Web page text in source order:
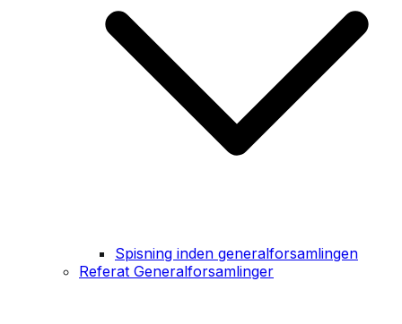
Spisning inden generalforsamlingen
Referat Generalforsamlinger